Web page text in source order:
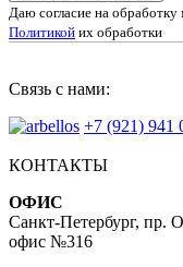
Даю согласие на
Политикой их обработки
Связь с нами:
+7 (921) 941
КОНТАКТЫ
ОФИС
Санкт-Петербург, пр.
офис №316